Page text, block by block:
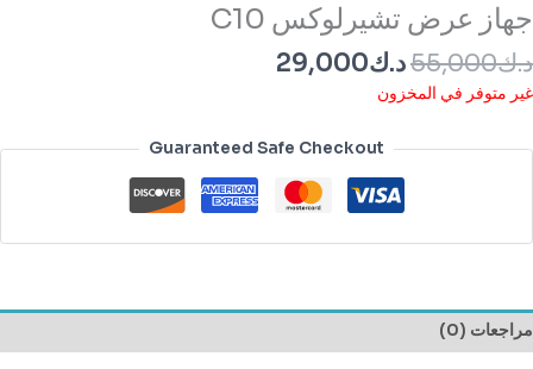
جهاز عرض تشيرلوكس C10
د.ك55,000د.ك29,000
غير متوفر في المخزون
Guaranteed Safe Checkout
مراجعات (0)